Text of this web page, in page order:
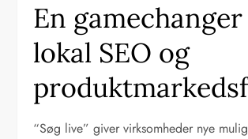
En
lokal SEO og
“Søg live” giver virksomheder nye